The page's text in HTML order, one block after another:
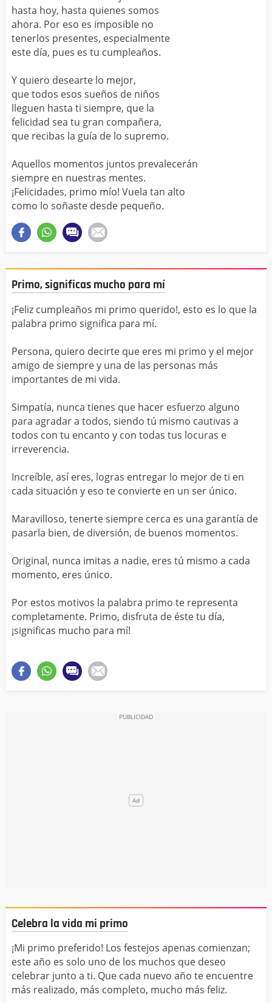
hasta hoy, hasta quienes somos
ahora. Por eso es imposible no
tenerlos presentes, especialmente
este día, pues es tu cumpleaños.
Y quiero desearte lo mejor,
que todos esos sueños de niños
lleguen hasta ti siempre, que la
felicidad sea tu gran compañera,
que recibas la guía de lo supremo.
Aquellos momentos juntos prevalecerán
siempre en nuestras mentes.
¡Felicidades, primo mío! Vuela tan alto
como lo soñaste desde pequeño.
Primo, significas mucho para mí
¡Feliz cumpleaños mi primo querido!, esto es lo que la
palabra primo significa para mí.
Persona, quiero decirte que eres mi primo y el mejor
amigo de siempre y una de las personas más
importantes de mi vida.
Simpatía, nunca tienes que hacer esfuerzo alguno
para agradar a todos, siendo tú mismo cautivas a
todos con tu encanto y con todas tus locuras e
irreverencia.
Increíble, así eres, logras entregar lo mejor de ti en
cada situación y eso te convierte en un ser único.
Maravilloso, tenerte siempre cerca es una garantía de
pasarla bien, de diversión, de buenos momentos.
Original, nunca imitas a nadie, eres tú mismo a cada
momento, eres único.
Por estos motivos la palabra primo te representa
completamente. Primo, disfruta de éste tu día,
¡significas mucho para mí!
Celebra la vida mi primo
¡Mi primo preferido! Los festejos apenas comienzan;
este año es solo uno de los muchos que deseo
celebrar junto a ti. Que cada nuevo año te encuentre
más realizado, más completo, mucho más feliz.